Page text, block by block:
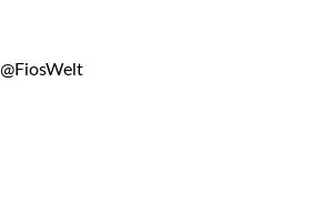
@FiosWelt